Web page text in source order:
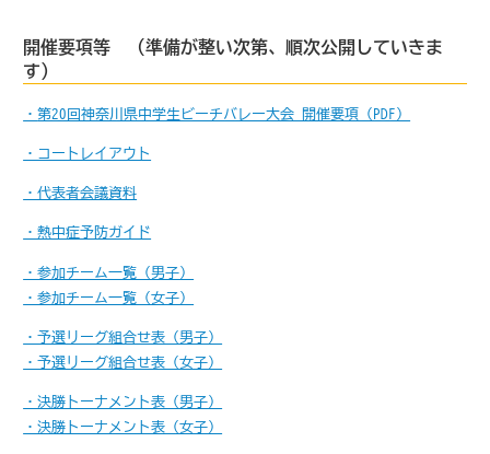
開催要項等 （準備が整い次第、順次公開していきま
す）
・第20回神奈川県中学生ビーチバレー大会 開催要項（PDF）
・コートレイアウト
・代表者会議資料
・熱中症予防ガイド
・参加チーム一覧（男子）
・参加チーム一覧（女子）
・予選リーグ組合せ表（男子）
・予選リーグ組合せ表（女子）
・決勝トーナメント表（男子）
・決勝トーナメント表（女子）